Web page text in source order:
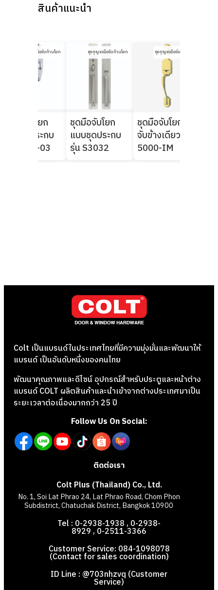
สินค้าแนะนำ
ชุดกุญแจมือจับก้านโยก
ชุดมือจับโยก
แบบชุดประกบ
รุ่น 8003-03
ชุดกุญแจมือจับก้านโยก
ชุดมือจับโยก
แบบชุดประกบ
รุ่น S3032
ชุดกุญแจมือจับก้านโยก
ชุดมือจับโยก-มือ
จับข้างเดียว รุ่น
5000-IM
Colt เป็นแบรนด์ในประเทศไทยที่มีความมุ่งมั่นและพัฒนาให้
แบรนด์ เป็นอันดับหนึ่งของคนไทย
พัฒนาคุณภาพและดีไซน์ อุปกรณ์สำหรับประตูและหน้าต่าง
แบรนด์ COLT ผลิตสินค้าและนำเข้าจากต่างประเทศมาเป็น
ระยะเวลาต่อเนื่องมากกว่า 25 ปี
Follow Us On Social:
ติดต่อเรา
Colt Plus (Thailand) Co., Ltd.
No. 1, Soi Lat Phrao 24, Lat Phrao Road, Chom Phon
Subdistrict, Chatuchak District, Bangkok 10900
Tel : 0-2938-1938 , 0-2938-
8929 , 0-2511-3366
Customer Service: 084-1098078
(Contact for sales coordination)
ID Line : @703nhzvq (Customer
Service)